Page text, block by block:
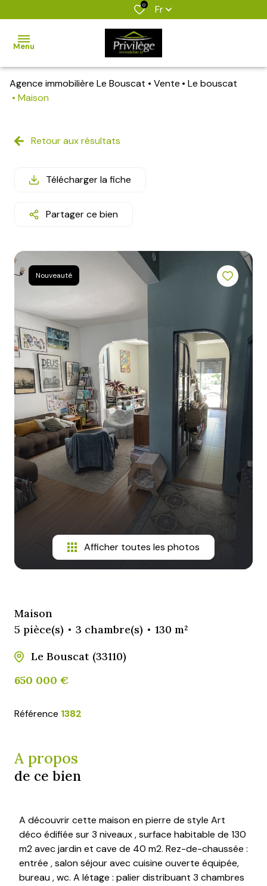
0 Fr
Menu
accueil
biens
vendus
estimation
e-
contact
Agence immobilière Le Bouscat Vente
Le bouscat
Maison
Retour aux résultats
Télécharger la fiche
Partager ce bien
Nouveauté
Afficher toutes les photos
Maison
5 pièce(s)
3 chambre(s)
130 m²
Le Bouscat (33110)
650 000 €
Référence 1382
A propos
de ce bien
A découvrir cette maison en pierre de style Art
déco édifiée sur 3 niveaux , surface habitable de 130
m2 avec jardin et cave de 40 m2. Rez-de-chaussée :
entrée , salon séjour avec cuisine ouverte équipée,
bureau , wc. A létage : palier distribuant 3 chambres